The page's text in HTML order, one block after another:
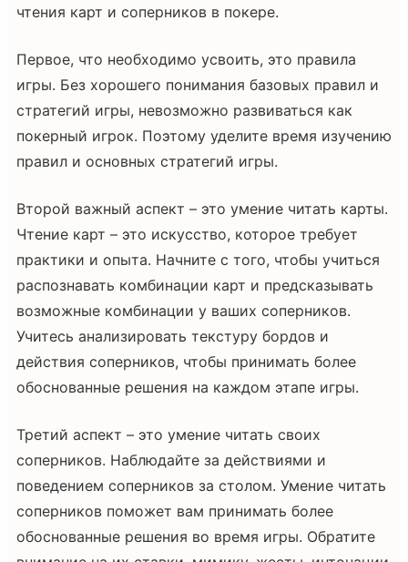
чтения карт и соперников в покере.
Первое, что необходимо усвоить, это правила
игры. Без хорошего понимания базовых правил и
стратегий игры, невозможно развиваться как
покерный игрок. Поэтому уделите время изучению
правил и основных стратегий игры.
Второй важный аспект – это умение читать карты.
Чтение карт – это искусство, которое требует
практики и опыта. Начните с того, чтобы учиться
распознавать комбинации карт и предсказывать
возможные комбинации у ваших соперников.
Учитесь анализировать текстуру бордов и
действия соперников, чтобы принимать более
обоснованные решения на каждом этапе игры.
Третий аспект – это умение читать своих
соперников. Наблюдайте за действиями и
поведением соперников за столом. Умение читать
соперников поможет вам принимать более
обоснованные решения во время игры. Обратите